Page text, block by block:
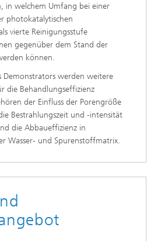
in welchem Umfang bei einer
photokatalytischen
vierte Reinigungsstufe
gegenüber dem Stand der
können.
Demonstrators werden weitere
die Behandlungseffizienz
der Einfluss der Porengröße
Bestrahlungszeit und -intensität
die Abbaueffizienz in
Wasser- und Spurenstoffmatrix.